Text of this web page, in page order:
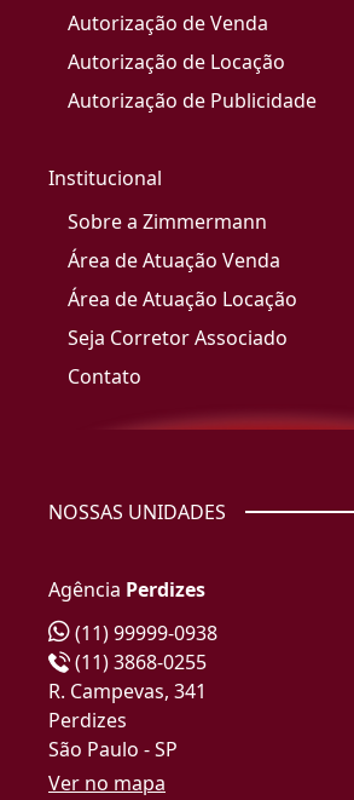
Autorização de Venda
Autorização de Locação
Autorização de Publicidade
Institucional
Sobre a Zimmermann
Área de Atuação Venda
Área de Atuação Locação
Seja Corretor Associado
Contato
NOSSAS UNIDADES
Agência Perdizes
(11) 99999-0938
(11) 3868-0255
R. Campevas, 341
Perdizes
São Paulo - SP
Ver no mapa